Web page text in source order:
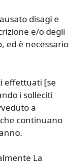
disagi e
e/o degli
ed è necessario
effettuati [se
i solleciti
a
continuano
La